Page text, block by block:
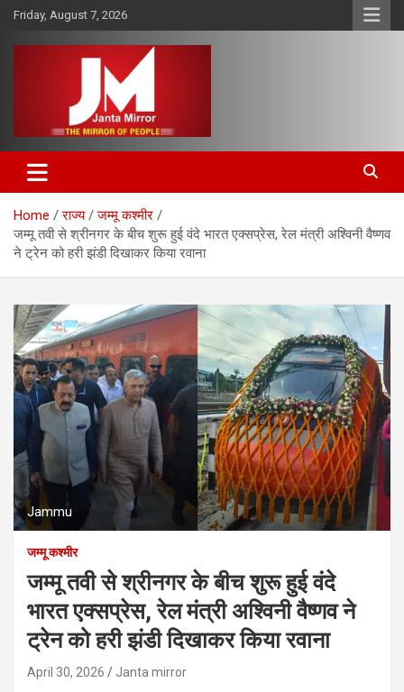
Skip
content
Friday, August 7, 2026
Janta Mirror
Home राज्य
जम्मू कश्मीर
जम्मू तवी से श्रीनगर के बीच शुरू हुई वंदे भारत एक्सप्रेस, रेल मंत्री अश्विनी वैष्णव
ने ट्रेन को हरी झंडी दिखाकर किया रवाना
Jammu
जम्मू कश्मीर
जम्मू तवी से श्रीनगर के बीच शुरू हुई वंदे
भारत एक्सप्रेस, रेल मंत्री अश्विनी वैष्णव ने
ट्रेन को हरी झंडी दिखाकर किया रवाना
April 30, 2026 Janta mirror